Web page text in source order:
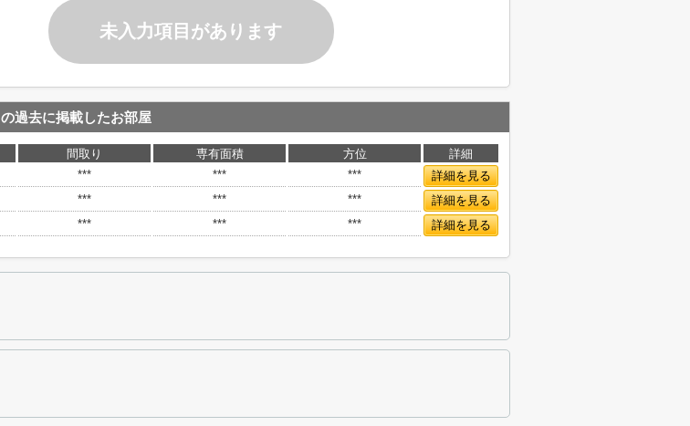
未入力項目があります
の過去に掲載したお部屋
間取り 専有面積 方位
詳細
*** *** ***
詳細を見る
*** *** ***
詳細を見る
*** *** *** 詳細を見る